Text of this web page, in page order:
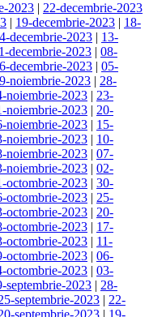
2023 | 22-decembrie-2023
| 19-decembrie-2023 | 18-
decembrie-2023 | 13-
decembrie-2023 | 08-
decembrie-2023 | 05-
noiembrie-2023 | 28-
noiembrie-2023 | 23-
noiembrie-2023 | 20-
noiembrie-2023 | 15-
noiembrie-2023 | 10-
noiembrie-2023 | 07-
noiembrie-2023 | 02-
octombrie-2023 | 30-
octombrie-2023 | 25-
octombrie-2023 | 20-
octombrie-2023 | 17-
octombrie-2023 | 11-
octombrie-2023 | 06-
octombrie-2023 | 03-
septembrie-2023 | 28-
septembrie-2023 | 22-